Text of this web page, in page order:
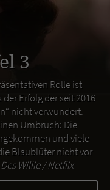
3
Rolle ist
Erfolg der seit 2016
nicht verwundert.
Umbruch: Die
und viele
Blaublüter nicht vor
Des Willie / Netflix